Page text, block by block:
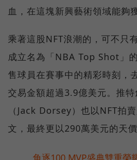
血，在這塊新興藝術領域能夠
乘著這股NFT浪潮的，可不只
成立名為「NBA Top Shot」
售球員在賽事中的精彩時刻，
交易金額超過3.9億美元。推
（Jack Dorsey）也以NFT拍
文，最終更以290萬美元的天價